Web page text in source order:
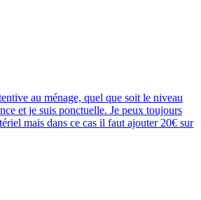
au ménage, quel que soit le niveau
et je suis ponctuelle. Je peux toujours
mais dans ce cas il faut ajouter 20€ sur